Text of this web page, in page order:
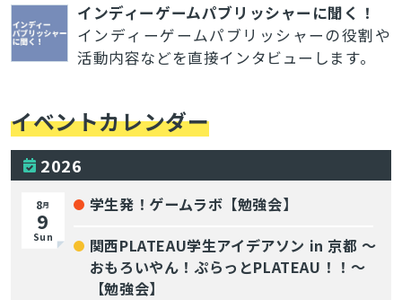
インディーゲームパブリッシャーに聞く！
インディーゲームパブリッシャーの役割や
活動内容などを直接インタビューします。
イベントカレンダー
2026
8月
9
Sun
学生発！ゲームラボ【勉強会】
関西PLATEAU学生アイデアソン in 京都 〜
おもろいやん！ぷらっとPLATEAU！！〜
【勉強会】